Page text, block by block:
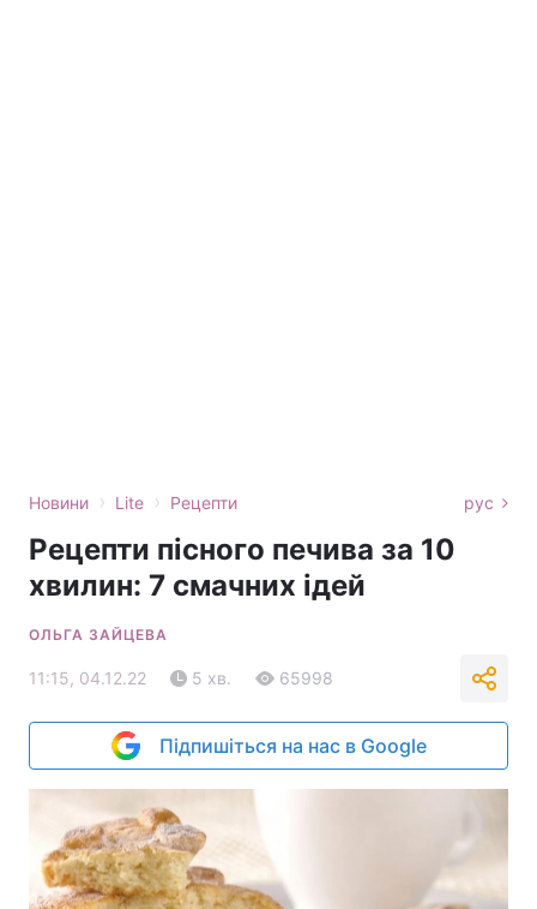
Новини › Lite › Рецепти рус
Рецепти пісного печива за 10
хвилин: 7 смачних ідей
ОЛЬГА ЗАЙЦЕВА
11:15, 04.12.22 5 хв. 65998
Підпишіться на нас в Google